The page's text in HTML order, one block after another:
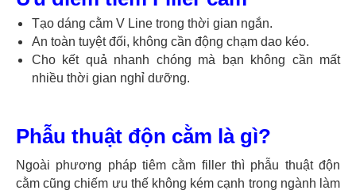
Tạo dáng cằm V Line trong thời gian ngắn.
An toàn tuyệt đối, không cần động chạm dao kéo.
Cho kết quả nhanh chóng mà bạn không cần mất
nhiều thời gian nghỉ dưỡng.
Phẫu thuật độn cằm là gì?
Ngoài phương pháp tiêm cằm filler thì phẫu thuật độn
cằm cũng chiếm ưu thế không kém cạnh trong ngành làm